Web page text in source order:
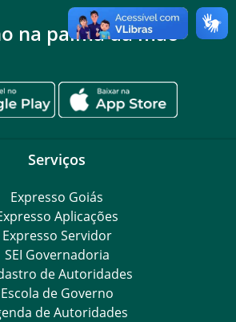
na palma da mão
Serviços
Expresso Goiás
Aplicações
Expresso Servidor
SEI Governadoria
de Autoridades
Escola de Governo
de Autoridades